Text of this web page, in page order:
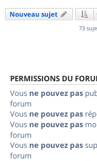
Nouveau sujet
73
PERMISSIONS DU
Vous ne pouvez pas
forum
Vous ne pouvez pas
Vous ne pouvez pas
forum
Vous ne pouvez pas
forum